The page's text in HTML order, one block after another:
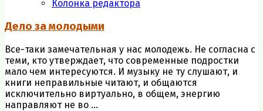
Колонка редактора
Дело за молодыми
Все-таки замечательная у нас молодежь. Не согласна с
теми, кто утверждает, что современные подростки
мало чем интересуются. И музыку не ту слушают, и
книги неправильные читают, и общаются
исключительно виртуально, в общем, энергию
направляют не во ...